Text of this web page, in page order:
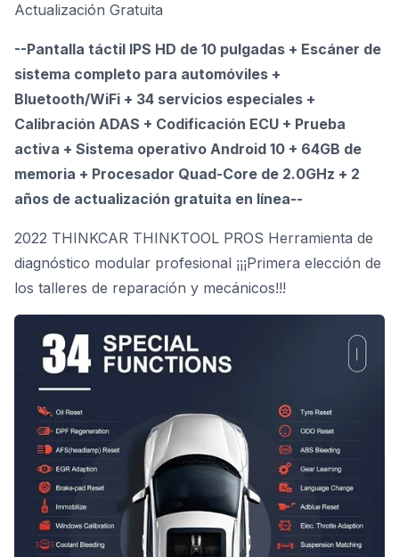
Actualización Gratuita
--Pantalla táctil IPS HD de 10 pulgadas + Escáner de
sistema completo para automóviles +
Bluetooth/WiFi + 34 servicios especiales +
Calibración ADAS + Codificación ECU + Prueba
activa + Sistema operativo Android 10 + 64GB de
memoria + Procesador Quad-Core de 2.0GHz + 2
años de actualización gratuita en línea--
2022 THINKCAR THINKTOOL PROS Herramienta de
diagnóstico modular profesional ¡¡¡Primera elección de
los talleres de reparación y mecánicos!!!